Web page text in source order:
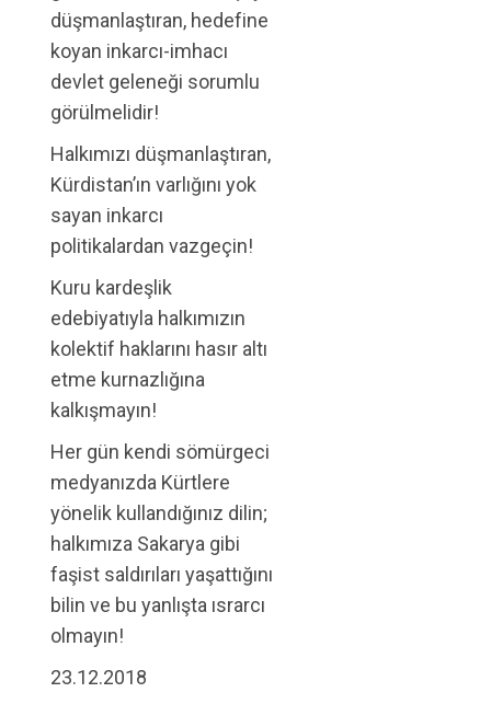
düşmanlaştıran, hedefine
koyan inkarcı-imhacı
devlet geleneği sorumlu
görülmelidir!
Halkımızı düşmanlaştıran,
Kürdistan’ın varlığını yok
sayan inkarcı
politikalardan vazgeçin!
Kuru kardeşlik
edebiyatıyla halkımızın
kolektif haklarını hasır altı
etme kurnazlığına
kalkışmayın!
Her gün kendi sömürgeci
medyanızda Kürtlere
yönelik kullandığınız dilin;
halkımıza Sakarya gibi
faşist saldırıları yaşattığını
bilin ve bu yanlışta ısrarcı
olmayın!
23.12.2018